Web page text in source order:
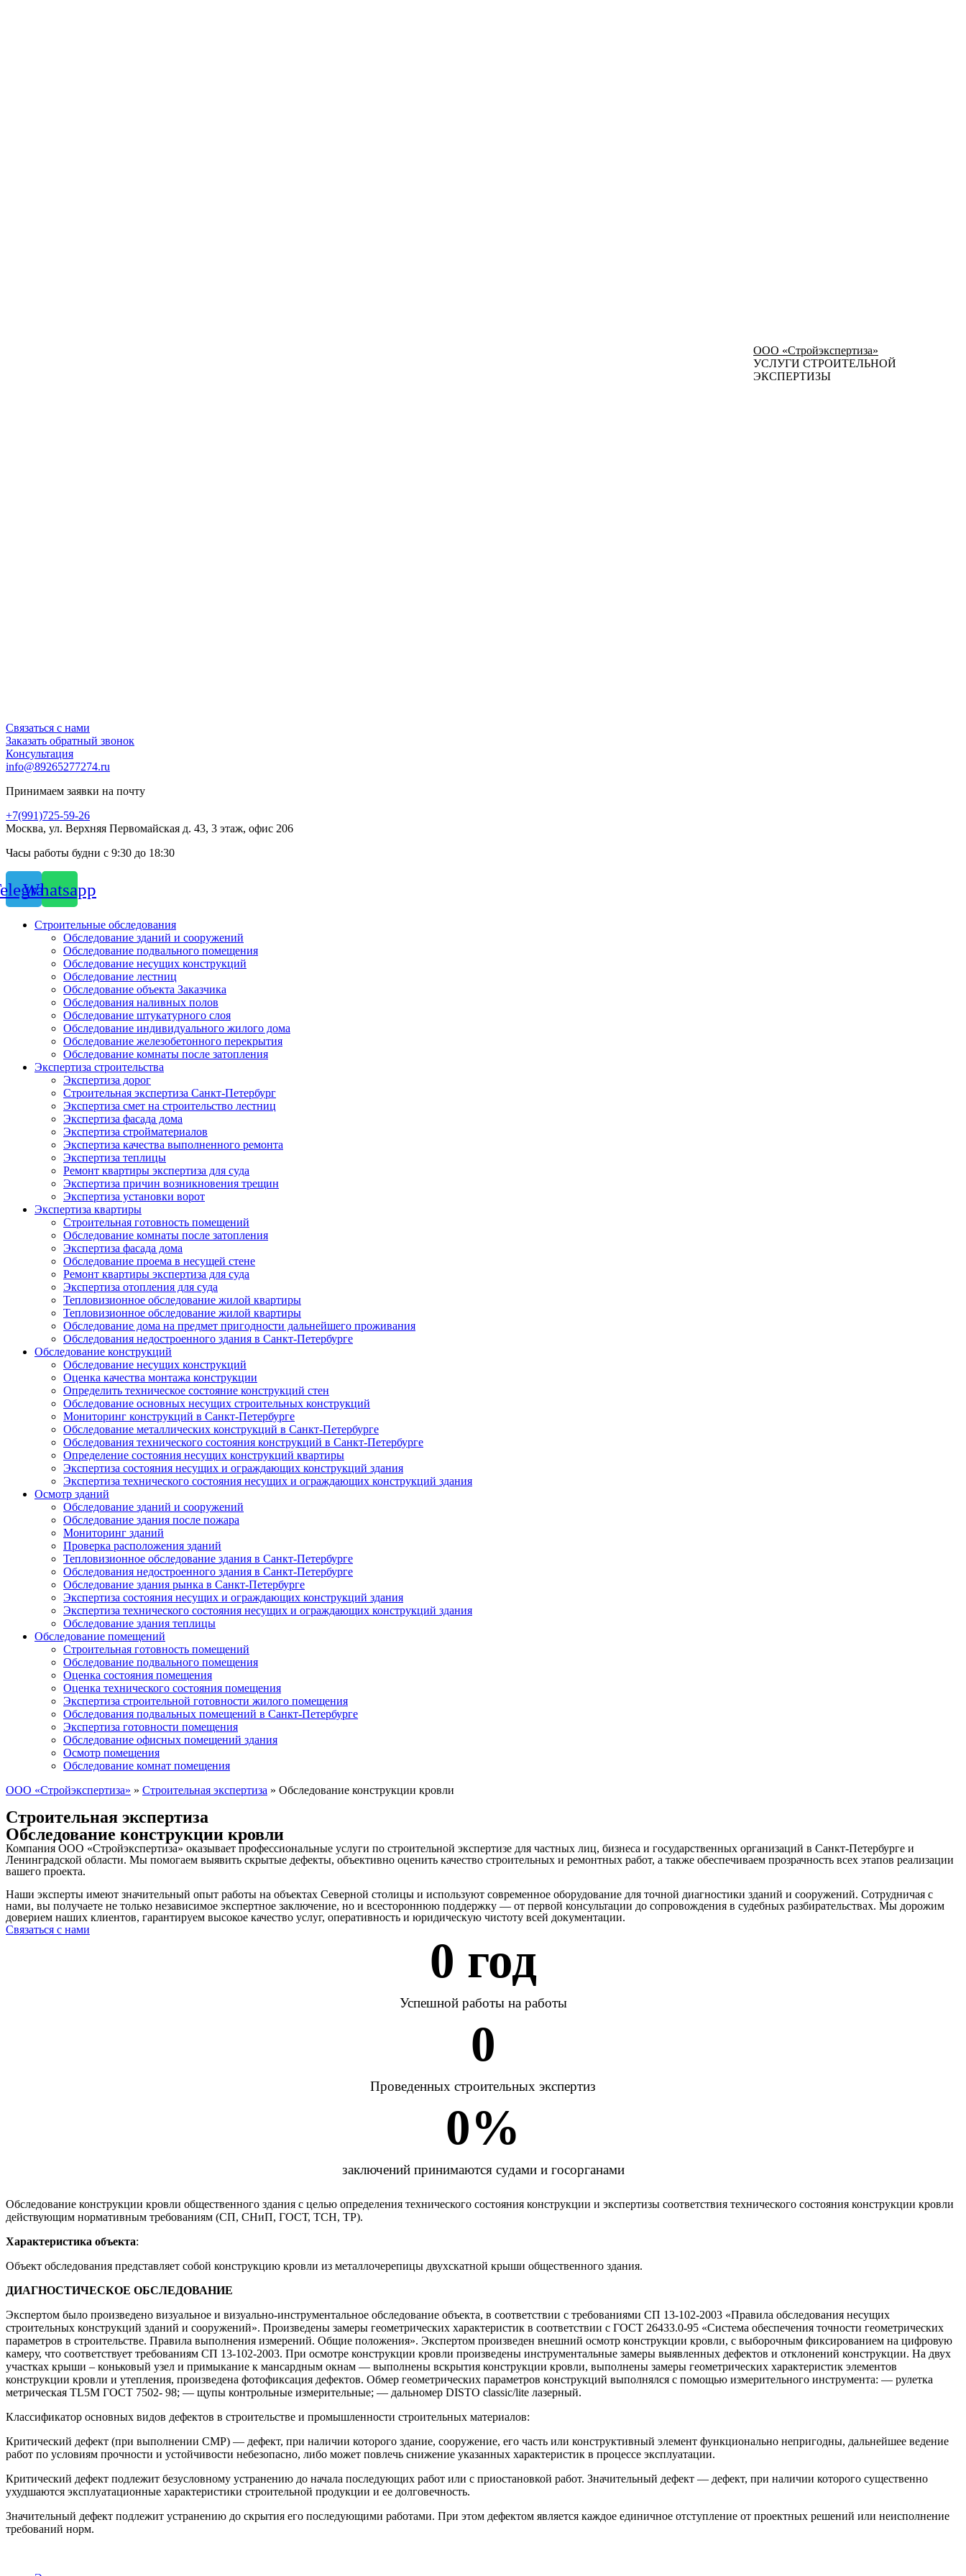
ООО «Стройэкспертиза»
УСЛУГИ СТРОИТЕЛЬНОЙ
ЭКСПЕРТИЗЫ
Связаться с нами
Заказать обратный звонок
Консультация
info@89265277274.ru
Принимаем заявки на почту
+7(991)725-59-26
Москва, ул. Верхняя Первомайская д. 43, 3 этаж, офис 206
Часы работы будни с 9:30 до 18:30
Whatsapp
Строительные обследования
Обследование зданий и сооружений
Обследование подвального помещения
Обследование несущих конструкций
Обследование лестниц
Обследование объекта Заказчика
Обследования наливных полов
Обследование штукатурного слоя
Обследование индивидуального жилого дома
Обследование железобетонного перекрытия
Обследование комнаты после затопления
Экспертиза строительства
Экспертиза дорог
Строительная экспертиза Санкт-Петербург
Экспертиза смет на строительство лестниц
Экспертиза фасада дома
Экспертиза стройматериалов
Экспертиза качества выполненного ремонта
Экспертиза теплицы
Ремонт квартиры экспертиза для суда
Экспертиза причин возникновения трещин
Экспертиза установки ворот
Экспертиза квартиры
Строительная готовность помещений
Обследование комнаты после затопления
Экспертиза фасада дома
Обследование проема в несущей стене
Ремонт квартиры экспертиза для суда
Экспертиза отопления для суда
Тепловизионное обследование жилой квартиры
Тепловизионное обследование жилой квартиры
Обследование дома на предмет пригодности дальнейшего проживания
Обследования недостроенного здания в Санкт-Петербурге
Обследование конструкций
Обследование несущих конструкций
Оценка качества монтажа конструкции
Определить техническое состояние конструкций стен
Обследование основных несущих строительных конструкций
Мониторинг конструкций в Санкт-Петербурге
Обследование металлических конструкций в Санкт-Петербурге
Обследования технического состояния конструкций в Санкт-Петербурге
Определение состояния несущих конструкций квартиры
Экспертиза состояния несущих и ограждающих конструкций здания
Экспертиза технического состояния несущих и ограждающих конструкций здания
Осмотр зданий
Обследование зданий и сооружений
Обследование здания после пожара
Мониторинг зданий
Проверка расположения зданий
Тепловизионное обследование здания в Санкт-Петербурге
Обследования недостроенного здания в Санкт-Петербурге
Обследование здания рынка в Санкт-Петербурге
Экспертиза состояния несущих и ограждающих конструкций здания
Экспертиза технического состояния несущих и ограждающих конструкций здания
Обследование здания теплицы
Обследование помещений
Строительная готовность помещений
Обследование подвального помещения
Оценка состояния помещения
Оценка технического состояния помещения
Экспертиза строительной готовности жилого помещения
Обследования подвальных помещений в Санкт-Петербурге
Экспертиза готовности помещения
Обследование офисных помещений здания
Осмотр помещения
Обследование комнат помещения
ООО «Стройэкспертиза» » Строительная экспертиза » Обследование конструкции кровли
Строительная экспертиза
Обследование конструкции кровли
Компания ООО «Стройэкспертиза» оказывает профессиональные услуги по строительной экспертизе для частных лиц, бизнеса и государственных организаций в Санкт-Петербурге и
Ленинградской области. Мы помогаем выявить скрытые дефекты, объективно оценить качество строительных и ремонтных работ, а также обеспечиваем прозрачность всех этапов реализации
вашего проекта.
Наши эксперты имеют значительный опыт работы на объектах Северной столицы и используют современное оборудование для точной диагностики зданий и сооружений. Сотрудничая с
нами, вы получаете не только независимое экспертное заключение, но и всестороннюю поддержку — от первой консультации до сопровождения в судебных разбирательствах. Мы дорожим
доверием наших клиентов, гарантируем высокое качество услуг, оперативность и юридическую чистоту всей документации.
Связаться с нами
0 год
Успешной работы на работы
0
Проведенных строительных экспертиз
0%
заключений принимаются судами и госорганами
Обследование конструкции кровли общественного здания с целью определения технического состояния конструкции и экспертизы соответствия технического состояния конструкции кровли
действующим нормативным требованиям (СП, СНиП, ГОСТ, ТСН, ТР).
Характеристика объекта:
Объект обследования представляет собой конструкцию кровли из металлочерепицы двухскатной крыши общественного здания.
ДИАГНОСТИЧЕСКОЕ ОБСЛЕДОВАНИЕ
Экспертом было произведено визуальное и визуально-инструментальное обследование объекта, в соответствии с требованиями СП 13-102-2003 «Правила обследования несущих
строительных конструкций зданий и сооружений». Произведены замеры геометрических характеристик в соответствии с ГОСТ 26433.0-95 «Система обеспечения точности геометрических
параметров в строительстве. Правила выполнения измерений. Общие положения». Экспертом произведен внешний осмотр конструкции кровли, с выборочным фиксированием на цифровую
камеру, что соответствует требованиям СП 13-102-2003. При осмотре конструкции кровли произведены инструментальные замеры выявленных дефектов и отклонений конструкции. На двух
участках крыши – коньковый узел и примыкание к мансардным окнам — выполнены вскрытия конструкции кровли, выполнены замеры геометрических характеристик элементов
конструкции кровли и утепления, произведена фотофиксация дефектов. Обмер геометрических параметров конструкций выполнялся с помощью измерительного инструмента: — рулетка
метрическая ТL5M ГОСТ 7502- 98; — щупы контрольные измерительные; — дальномер DISTO classic/lite лазерный.
Классификатор основных видов дефектов в строительстве и промышленности строительных материалов:
Критический дефект (при выполнении СМР) — дефект, при наличии которого здание, сооружение, его часть или конструктивный элемент функционально непригодны, дальнейшее ведение
работ по условиям прочности и устойчивости небезопасно, либо может повлечь снижение указанных характеристик в процессе эксплуатации.
Критический дефект подлежит безусловному устранению до начала последующих работ или с приостановкой работ. Значительный дефект — дефект, при наличии которого существенно
ухудшаются эксплуатационные характеристики строительной продукции и ее долговечность.
Значительный дефект подлежит устранению до скрытия его последующими работами. При этом дефектом является каждое единичное отступление от проектных решений или неисполнение
требований норм.